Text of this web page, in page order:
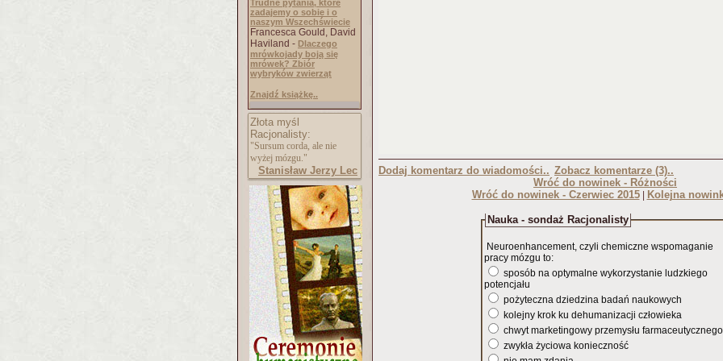
Trudne pytania, które
zadajemy o sobie i o
naszym Wszechświecie
Francesca Gould, David
Haviland - Dlaczego
mrówkojady boją się
mrówek? Zbiór
wybryków zwierząt
Znajdź książkę..
Złota myśl
Racjonalisty:
"Sursum corda, ale nie
wyżej mózgu."
Stanisław Jerzy Lec Dodaj komentarz do wiadomości.. Zobacz komentarze (3)..
Wróć do nowinek - Różności
Wróć do nowinek - Czerwiec 2015| Kolejna
Nauka - sondaż Racjonalisty
Neuroenhancement, czyli chemiczne wspomaganie
pracy mózgu to:
sposób na optymalne wykorzystanie ludzkiego
potencjału
pożyteczna dziedzina badań naukowych
kolejny krok ku dehumanizacji człowieka
chwyt marketingowy przemysłu farmaceutycznego
zwykła życiowa konieczność